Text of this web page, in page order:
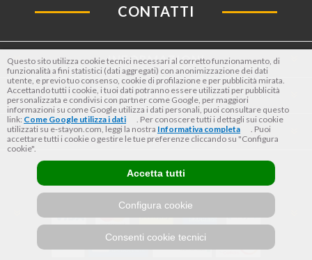
CONTATTI
INFORMAZIONI
SERVIZIO CLIENTI
PRIVACY
OPZIONI DI PAGAMENTO
Questo sito utilizza cookie tecnici necessari al corretto funzionamento, di
funzionalità a fini statistici (dati aggregati) con anonimizzazione dei dati
utente, e previo tuo consenso, cookie di profilazione e per pubblicità mirata.
Accettando tutti i cookie, i tuoi dati potranno essere utilizzati per pubblicità
personalizzata e condivisi con partner come Google, per maggiori
informazioni su come Google utilizza i dati personali, puoi consultare questo
link: Come Google utilizza i dati
. Per conoscere tutti i dettagli sui cookie
utilizzati su e-stayon.com, leggi la nostra Informativa completa
. Puoi
accettare tutti i cookie o gestire le tue preferenze cliccando su "Configura
cookie".
Consenti cookie tecnici
Configura cookie
Accetta tutti